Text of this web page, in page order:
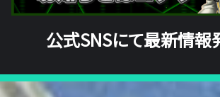
公式SNSにて最新情報